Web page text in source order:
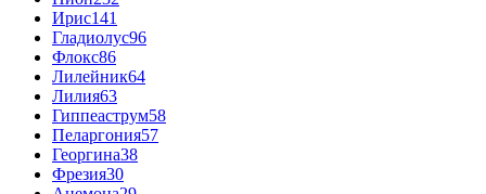
Ирис141
Гладиолус96
Флокс86
Лилейник64
Лилия63
Гиппеаструм58
Пеларгония57
Георгина38
Фрезия30